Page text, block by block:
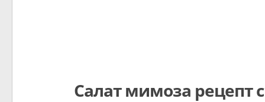
Салат мимоза рецепт